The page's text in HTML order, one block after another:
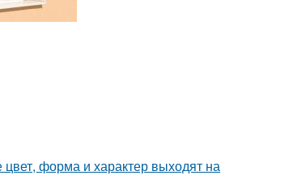
форма и характер выходят на